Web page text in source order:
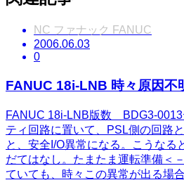
NC ファナック FANUC
2006.06.03
0
FANUC 18i-LNB 時々原因不
FANUC 18i-LNB版数 BDG3-0013
ティ回路に置いて、PSL側の回路
と、安全I/O異常になる。こうなる
だてはなし。たまたま運転準備＜
ていても、時々この異常が出る場